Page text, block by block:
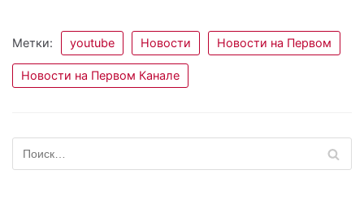
Метки: youtube Новости Новости на Первом
Новости на Первом Канале